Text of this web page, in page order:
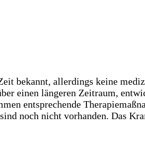
bekannt, allerdings keine
einen längeren Zeitraum,
entsprechende
noch nicht vorhanden. Das